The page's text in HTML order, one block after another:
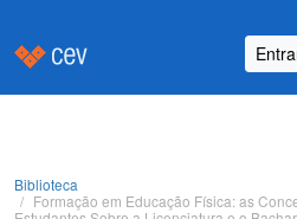
Biblioteca
Formação em Educação Física: as